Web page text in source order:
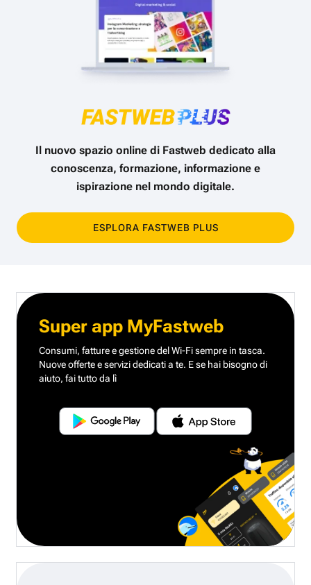
Il nuovo spazio online di Fastweb dedicato alla
conoscenza, formazione, informazione e
ispirazione nel mondo digitale.
ESPLORA FASTWEB PLUS
Super app MyFastweb
Consumi, fatture e gestione del Wi-Fi sempre in tasca.
Nuove offerte e servizi dedicati a te. E se hai bisogno di
aiuto, fai tutto da lì